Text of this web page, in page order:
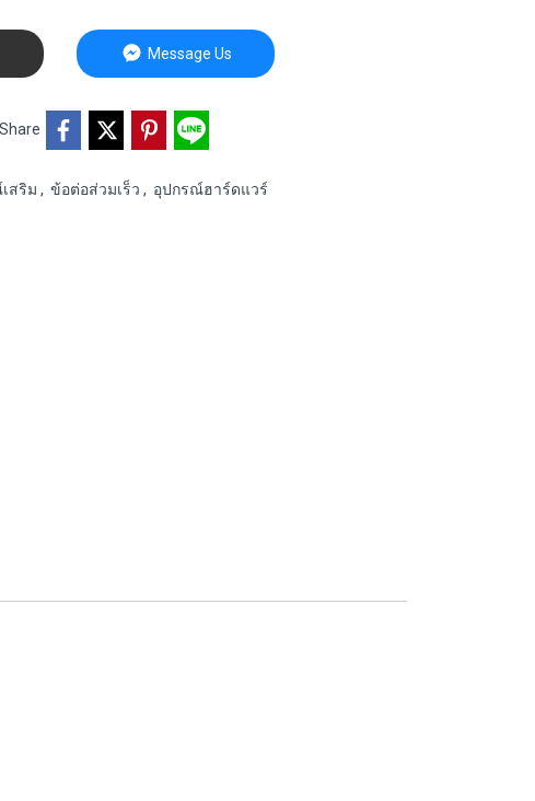
Message Us
Share
สริม , ข้อต่อส่วมเร็ว , อุปกรณ์ฮาร์ดแวร์